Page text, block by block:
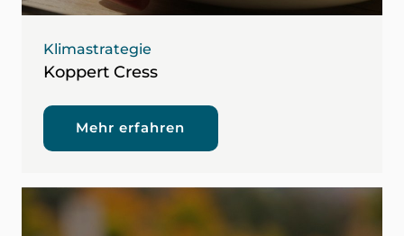
Klimastrategie
Koppert Cress
Mehr erfahren